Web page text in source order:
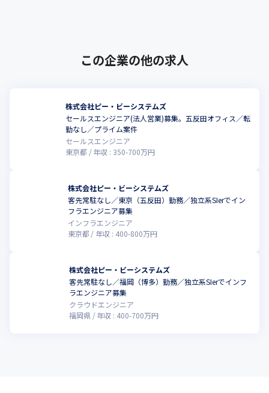
この企業の他の求人
株式会社ピー・ビーシステムズ
セールスエンジニア(法人営業)募集。五反田オフィス／転
勤なし／プライム案件
セールスエンジニア
東京都
年収 : 350-700万円
株式会社ピー・ビーシステムズ
客先常駐なし／東京（五反田）勤務／独立系SIerでイン
フラエンジニア募集
インフラエンジニア
東京都
年収 : 400-800万円
株式会社ピー・ビーシステムズ
客先常駐なし／福岡（博多）勤務／独立系SIerでインフ
ラエンジニア募集
クラウドエンジニア
福岡県
年収 : 400-700万円